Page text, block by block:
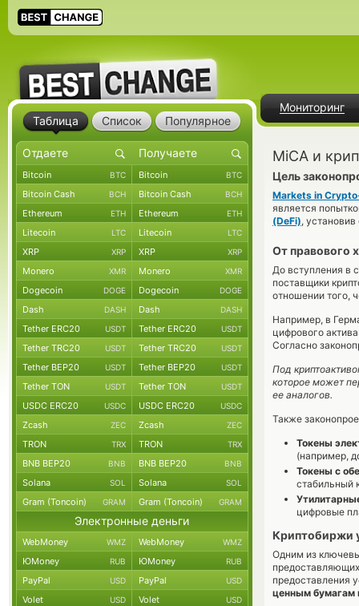
Мониторинг
MiCA и
Цель
Markets in
является
(DeFi),
От правового
До вступления в
поставщики
отношении того,
Например, в
цифрового
Согласно
Под
которое может
ее аналогов.
Также
Токены
(например,
Токены с
стабильный
цифровые
Криптобиржи
Одним из
предоставления
ценным бумагам
Таблица Список Популярное
Bitcoin BTC Bitcoin BTC
Bitcoin Cash BCH Bitcoin Cash BCH
Ethereum ETH Ethereum ETH
Litecoin LTC Litecoin LTC
XRP XRP XRP XRP
Monero XMR Monero XMR
Dogecoin DOGE Dogecoin DOGE
Dash DASH Dash DASH
Tether ERC20 USDT Tether ERC20 USDT
Tether TRC20 USDT Tether TRC20 USDT
Tether BEP20 USDT Tether BEP20 USDT
Tether TON USDT Tether TON USDT
USDC ERC20 USDC USDC ERC20 USDC
Zcash ZEC Zcash ZEC
TRON TRX TRON TRX
BNB BEP20 BNB BNB BEP20 BNB
Solana SOL Solana SOL
Gram (Toncoin) GRAM Gram (Toncoin) GRAM
Электронные деньги
WebMoney WMZ WebMoney WMZ
ЮMoney RUB ЮMoney RUB
PayPal USD PayPal USD
Volet USD Volet USD